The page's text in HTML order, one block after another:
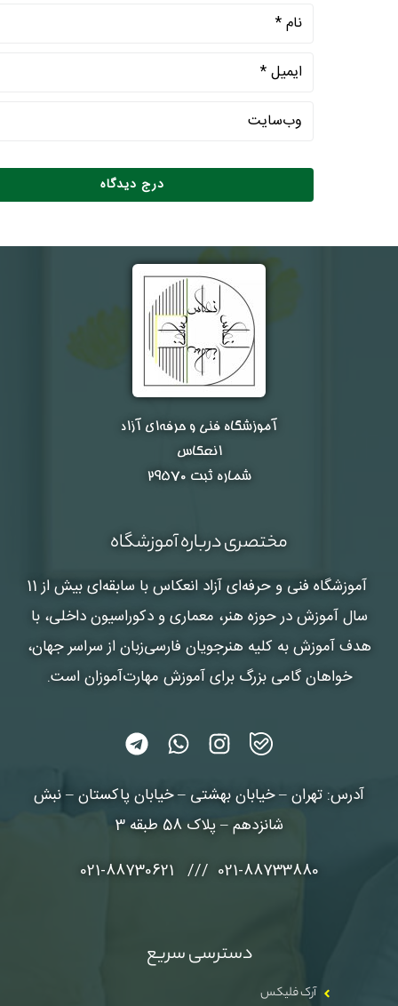
آموزشگاه فنی و حرفه‌ای آزاد
انعکاس
شماره ثبت ۲۹۵۷۰
مختصری درباره آموزشگاه
آموزشگاه فنی و حرفه‌ای آزاد انعکاس
با سابقه‌ای بیش از 11
سال آموزش در حوزه هنر، معماری و دکوراسیون داخلی، با
هدف آموزش به کلیه هنرجویان فارسی‌زبان از سراسر جهان،
خواهان گامی بزرگ برای آموزش مهارت‌آموزان است.
آدرس: تهران – خیابان بهشتی – خیابان پاکستان – نبش
شانزدهم – پلاک 58 طبقه 3
021-88733880 /// 021-88730621
دسترسی سریع
آرک فلیکس